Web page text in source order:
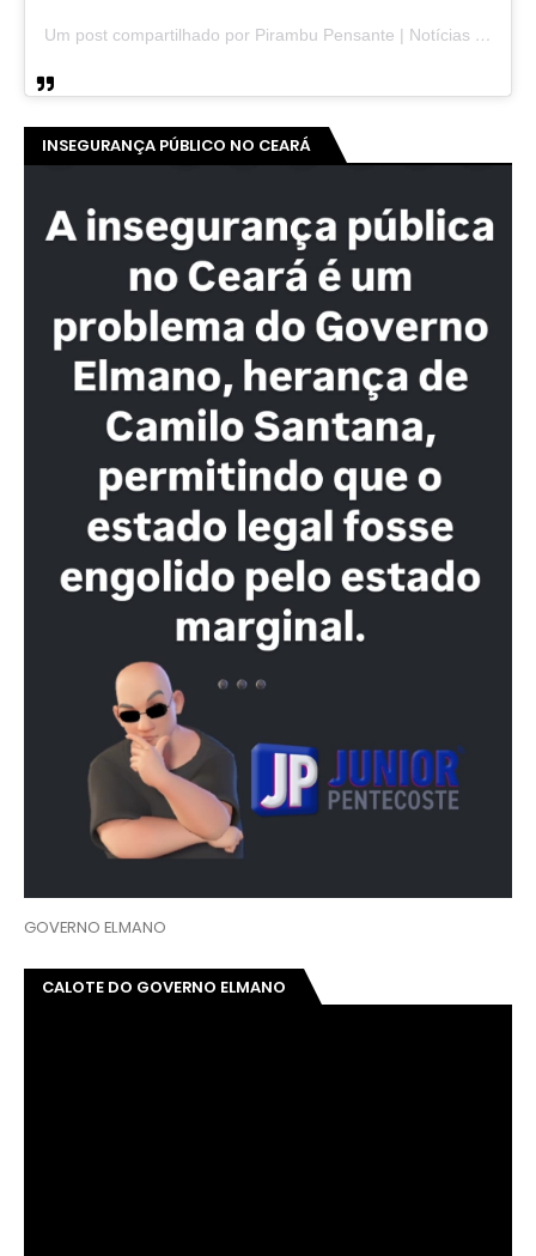
Um post compartilhado por Pirambu Pensante | Notícias & Entretenimento (@pirambupensante)
INSEGURANÇA PÚBLICO NO CEARÁ
GOVERNO ELMANO
CALOTE DO GOVERNO ELMANO